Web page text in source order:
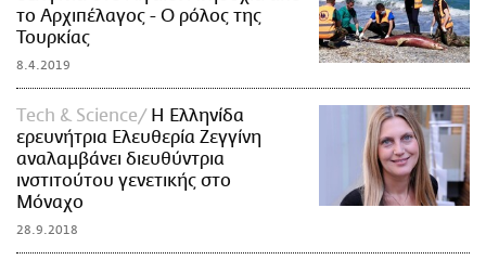
το Αρχιπέλαγος - O ρόλος της
Τουρκίας
8.4.2019
Τech & Science
Η Ελληνίδα
ερευνήτρια Ελευθερία Ζεγγίνη
αναλαμβάνει διευθύντρια
ινστιτούτου γενετικής στο
Μόναχο
28.9.2018